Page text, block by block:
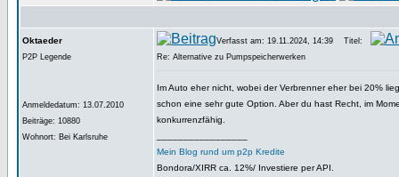
Oktaeder
P2P Legende
Anmeldedatum: 13.07.2010
Beiträge: 10880
Wohnort: Bei Karlsruhe
Verfasst am: 19.11.2024, 14:39
Titel:
Re: Alternative zu Pumpspeicherwerken
Im Auto eher nicht, wobei der Verbrenner eher bei 20%
schon eine sehr gute Option. Aber du hast Recht, im
konkurrenzfähig.
Mein Blog rund um p2p Kredite
Bondora/XIRR ca. 12%/ Investiere per API.